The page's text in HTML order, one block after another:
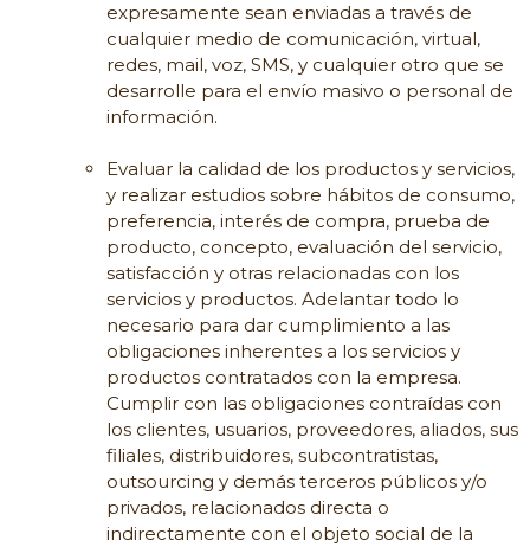
expresamente sean enviadas a través de
cualquier medio de comunicación, virtual,
redes, mail, voz, SMS, y cualquier otro que se
desarrolle para el envío masivo o personal de
información.
Evaluar la calidad de los productos y servicios,
y realizar estudios sobre hábitos de consumo,
preferencia, interés de compra, prueba de
producto, concepto, evaluación del servicio,
satisfacción y otras relacionadas con los
servicios y productos. Adelantar todo lo
necesario para dar cumplimiento a las
obligaciones inherentes a los servicios y
productos contratados con la empresa.
Cumplir con las obligaciones contraídas con
los clientes, usuarios, proveedores, aliados, sus
filiales, distribuidores, subcontratistas,
outsourcing y demás terceros públicos y/o
privados, relacionados directa o
indirectamente con el objeto social de la